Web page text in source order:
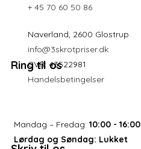
+ 45 70 60 50 86
Naverland, 2600 Glostrup
info@3skrotpriser.dk
CVR: 43522981
Handelsbetingelser
Mandag – Fredag: 10:00 - 16:00
Lørdag og Søndag: Lukket
Ring til os